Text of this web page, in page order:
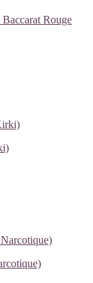
Rouge